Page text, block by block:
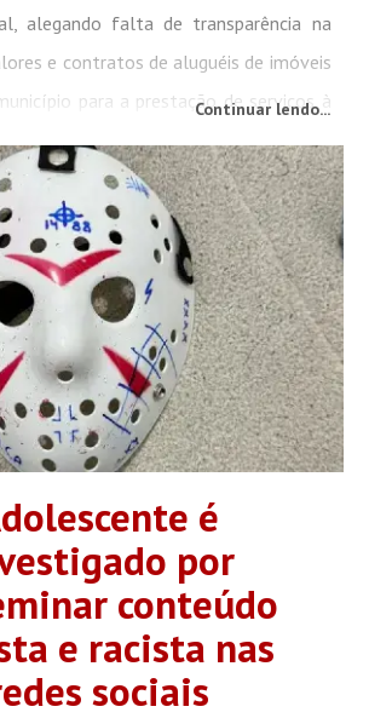
alegando falta de transparência na
e contratos de aluguéis de imóveis
para a prestação de serviços à
uma lei, de autoria do...
Continuar lendo...
é
por
conteúdo
e racista nas
sociais